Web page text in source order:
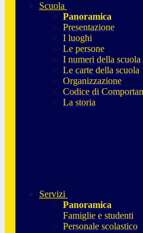
Scuola
Panoramica
Presentazione
I luoghi
Le persone
I numeri della scuola
Le carte della scuola
Organizzazione
Codice di
La storia
Servizi
Panoramica
Famiglie e studenti
Personale scolastico